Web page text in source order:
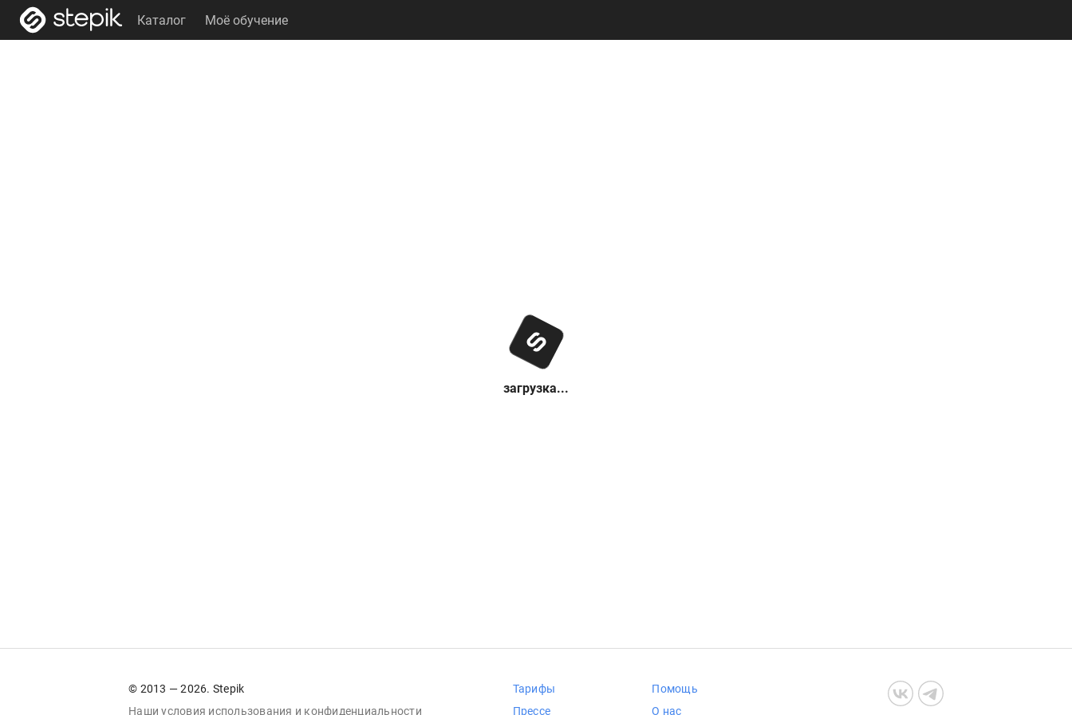
Каталог Моё обучение
загрузка...
© 2013 — 2026. Stepik
Наши условия использования и конфиденциальности
Тарифы
Прессе
Помощь
О нас